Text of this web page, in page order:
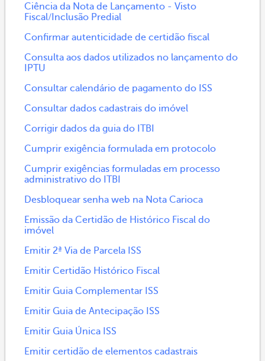
Ciência da Nota de Lançamento - Visto
Fiscal/Inclusão Predial
Confirmar autenticidade de certidão fiscal
Consulta aos dados utilizados no lançamento do
IPTU
Consultar calendário de pagamento do ISS
Consultar dados cadastrais do imóvel
Corrigir dados da guia do ITBI
Cumprir exigência formulada em protocolo
Cumprir exigências formuladas em processo
administrativo do ITBI
Desbloquear senha web na Nota Carioca
Emissão da Certidão de Histórico Fiscal do
imóvel
Emitir 2ª Via de Parcela ISS
Emitir Certidão Histórico Fiscal
Emitir Guia Complementar ISS
Emitir Guia de Antecipação ISS
Emitir Guia Única ISS
Emitir certidão de elementos cadastrais